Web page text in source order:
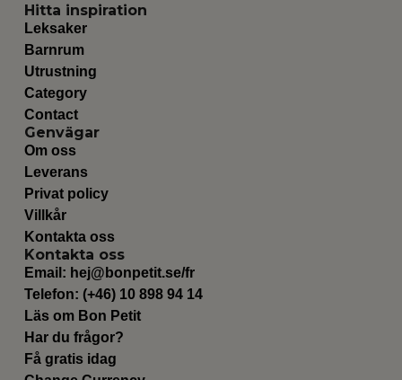
Hitta inspiration
Leksaker
Barnrum
Utrustning
Category
Contact
Genvägar
Om oss
Leverans
Privat policy
Villkår
Kontakta oss
Kontakta oss
Email: hej@bonpetit.se/fr
Telefon: (+46) 10 898 94 14
Läs om Bon Petit
Har du frågor?
Få gratis idag